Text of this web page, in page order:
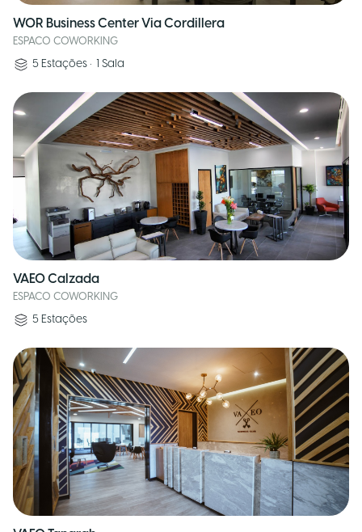
WOR Business Center Via Cordillera
ESPACO COWORKING
5 Estações • 1 Sala
VAEO Calzada
ESPACO COWORKING
5 Estações